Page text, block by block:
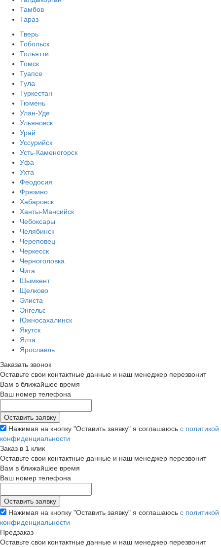
Тамбов
Тараз
Тверь
Тобольск
Тольятти
Томск
Туапсе
Тула
Туркестан
Тюмень
Улан-Уде
Ульяновск
Урай
Уссурийск
Усть-Каменогорск
Уфа
Ухта
Феодосия
Фрязино
Хабаровск
Ханты-Мансийск
Чебоксары
Челябинск
Череповец
Черкесск
Черноголовка
Чита
Шымкент
Щелково
Элиста
Энгельс
Южносахалинск
Якутск
Ялта
Ярославль
Заказать звонок
Оставьте свои контактные данные и наш менеджер перезвонит
Вам в ближайшее время
Ваш номер телефона
Нажимая на кнопку "Оставить заявку" я соглашаюсь с политикой
конфиденциальности
Заказ в 1 клик
Оставьте свои контактные данные и наш менеджер перезвонит
Вам в ближайшее время
Ваш номер телефона
Нажимая на кнопку "Оставить заявку" я соглашаюсь с политикой
конфиденциальности
Предзаказ
Оставьте свои контактные данные и наш менеджер перезвонит